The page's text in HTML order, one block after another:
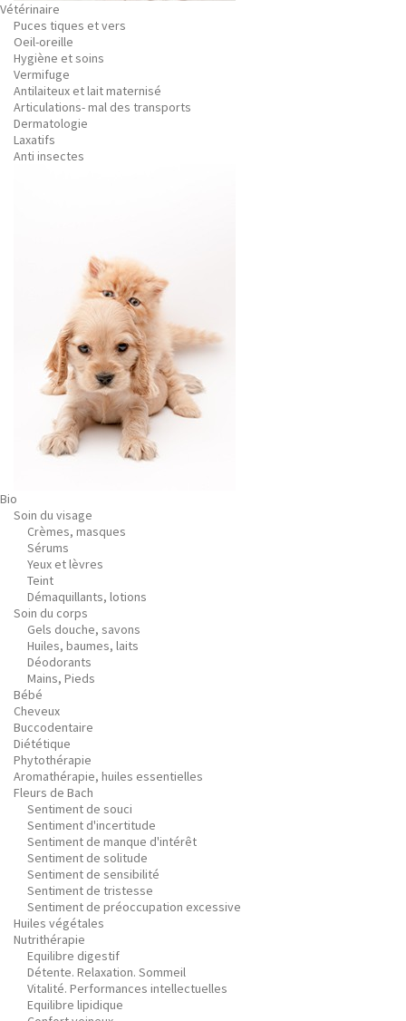
Vétérinaire
Puces tiques et vers
Oeil-oreille
Hygiène et soins
Vermifuge
Antilaiteux et lait maternisé
Articulations- mal des transports
Dermatologie
Laxatifs
Anti insectes
Bio
Soin du visage
Crèmes, masques
Sérums
Yeux et lèvres
Teint
Démaquillants, lotions
Soin du corps
Gels douche, savons
Huiles, baumes, laits
Déodorants
Mains, Pieds
Bébé
Cheveux
Buccodentaire
Diététique
Phytothérapie
Aromathérapie, huiles essentielles
Fleurs de Bach
Sentiment de souci
Sentiment d'incertitude
Sentiment de manque d'intérêt
Sentiment de solitude
Sentiment de sensibilité
Sentiment de tristesse
Sentiment de préoccupation excessive
Huiles végétales
Nutrithérapie
Equilibre digestif
Détente. Relaxation. Sommeil
Vitalité. Performances intellectuelles
Equilibre lipidique